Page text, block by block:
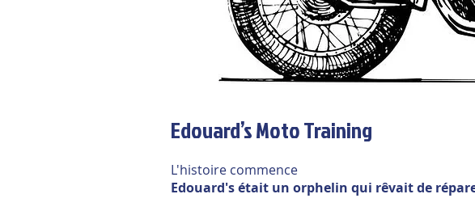
Edouard’s Moto Training
L'histoire commence
Edouard's était un orphelin qui rêvait de